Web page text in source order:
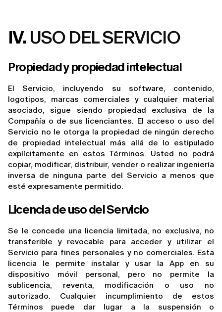
IV. USO DEL SERVICIO
Propiedad y propiedad intelectual
El Servicio, incluyendo su software, contenido,
logotipos, marcas comerciales y cualquier material
asociado, sigue siendo propiedad exclusiva de la
Compañía o de sus licenciantes. El acceso o uso del
Servicio no le otorga la propiedad de ningún derecho
de propiedad intelectual más allá de lo estipulado
explícitamente en estos Términos. Usted no podrá
copiar, modificar, distribuir, vender o realizar ingeniería
inversa de ninguna parte del Servicio a menos que
esté expresamente permitido.
Licencia de uso del Servicio
Se le concede una licencia limitada, no exclusiva, no
transferible y revocable para acceder y utilizar el
Servicio para fines personales y no comerciales. Esta
licencia le permite instalar y usar la App en su
dispositivo móvil personal, pero no permite la
sublicencia, reventa, modificación o uso no
autorizado. Cualquier incumplimiento de estos
Términos puede dar lugar a la suspensión o